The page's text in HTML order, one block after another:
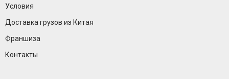
Условия
Доставка грузов из Китая
Франшиза
Контакты